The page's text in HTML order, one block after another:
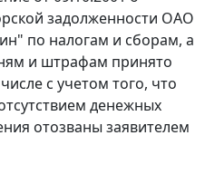
задолженности ОАО
по налогам и сборам, а
и штрафам принято
с учетом того, что
денежных
отозваны заявителем